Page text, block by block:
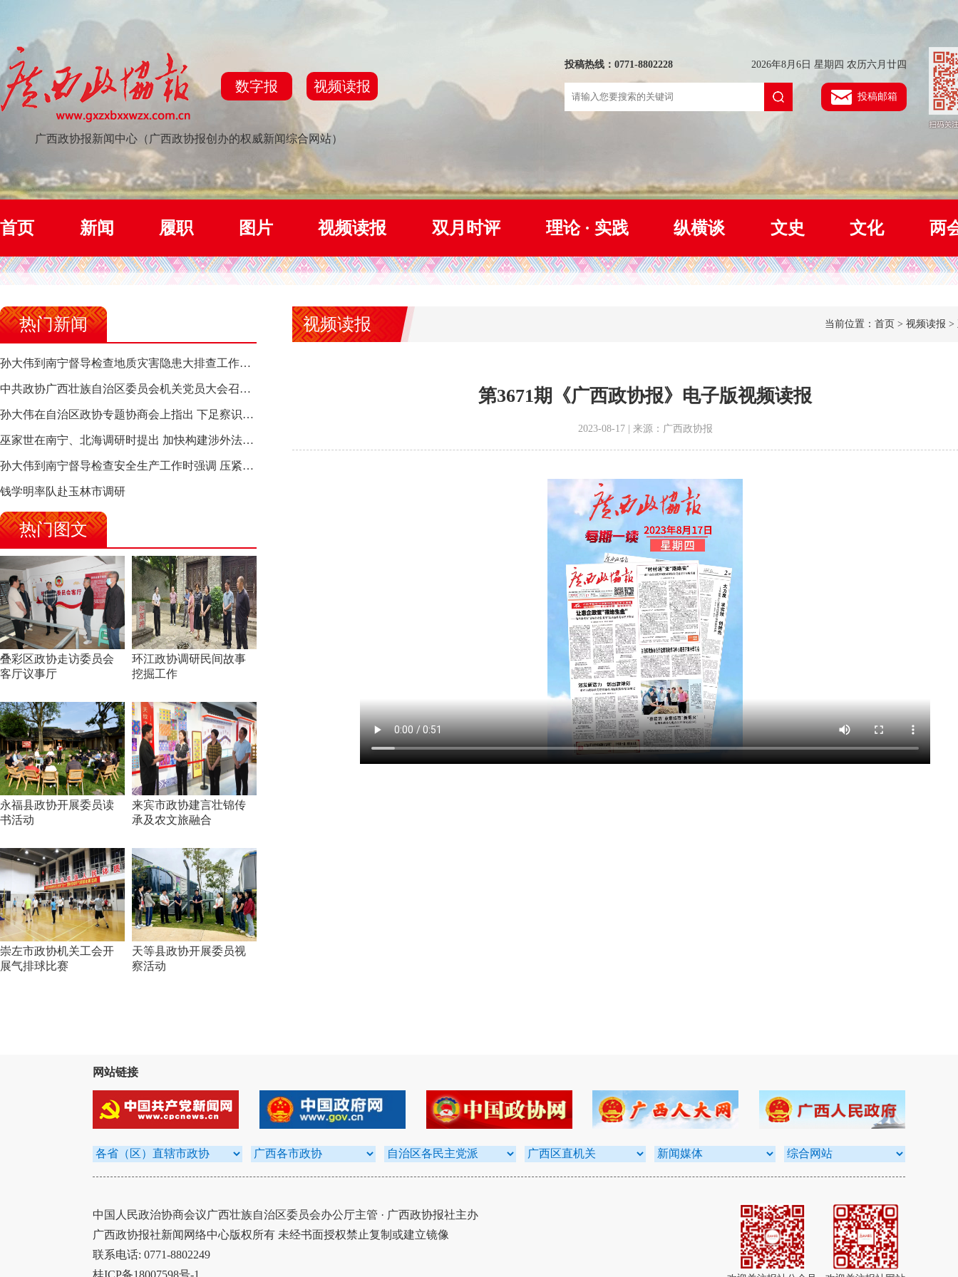
数字报 视频读报
广西政协报新闻中心（广西政协报创办的权威新闻综合网站）
投稿热线：0771-8802228 2026年8月6日 星期四 农历六月廿四
投稿邮箱
首页 新闻 履职 图片 视频读报 双月时评 理论 · 实践 纵横谈 文史 文化 两
热门新闻
孙大伟到南宁督导检查地质灾害隐患大排查工作时强调 筑牢地质灾害安全防线 全力保障人民群众生命财产安全
中共政协广西壮族自治区委员会机关党员大会召开 选举产生新一届机关党委、机关纪委
孙大伟在自治区政协专题协商会上指出 下足察识谋督之功 恪尽服务大局之责 助推有色金属、关键金属产业高质量发展
巫家世在南宁、北海调研时提出 加快构建涉外法律供给集群 护航向海经济高质量发展
孙大伟到南宁督导检查安全生产工作时强调 压紧压实责任 狠抓隐患整治 坚决筑牢安全生产防线
钱学明率队赴玉林市调研
热门图文
叠彩区政协走访委员会
客厅议事厅
环江政协调研民间故事
挖掘工作
永福县政协开展委员读
书活动
来宾市政协建言壮锦传
承及农文旅融合
崇左市政协机关工会开
展气排球比赛
天等县政协开展委员视
察活动
视频读报 当前位置：首页 > 视频读报 >
第3671期《广西政协报》电子版视频读报
2023-08-17 | 来源：广西政协报
网站链接
中国人民政治协商会议广西壮族自治区委员会办公厅主管 · 广西政协报社主办
广西政协报社新闻网络中心版权所有 未经书面授权禁止复制或建立镜像
联系电话: 0771-8802249
桂ICP备18007598号-1